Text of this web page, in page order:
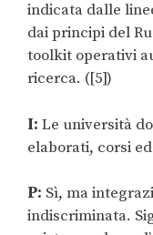
indicata dalle
dai principi del
toolkit operativi
ricerca. ([5])
I: Le università
elaborati, corsi
P: Sì, ma
indiscriminata.